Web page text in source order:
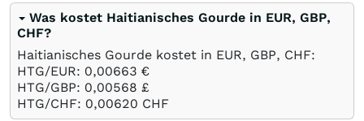
Was kostet Haitianisches Gourde in EUR, GBP,
CHF?
Haitianisches Gourde kostet in EUR, GBP, CHF:
HTG/EUR: 0,00663 €
HTG/GBP: 0,00568 £
HTG/CHF: 0,00620 CHF